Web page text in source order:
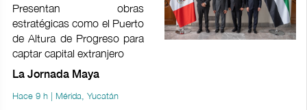
Presentan obras
estratégicas como el Puerto
de Altura de Progreso para
captar capital extranjero
La Jornada Maya
Hace 9 h | Mérida, Yucatán